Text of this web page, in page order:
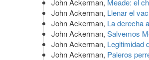
John Ackerman, Meade: el
John Ackerman, Llenar el
John Ackerman, La derecha
John Ackerman, Salvemos
John Ackerman, Legitimidad
John Ackerman, Paleros